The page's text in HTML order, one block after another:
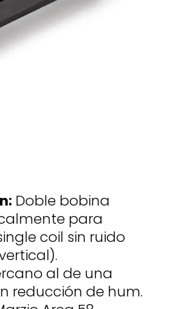
Doble bobina
para
coil sin ruido
al de una
reducción de hum.